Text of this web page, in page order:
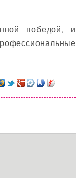
окно и получи
подарок подарочный
победой, и